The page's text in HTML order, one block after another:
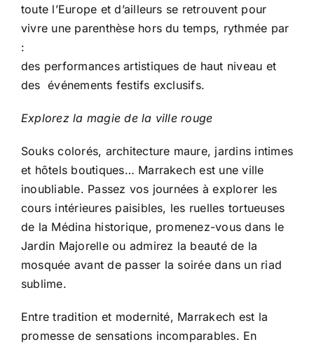
toute l’Europe et d’ailleurs se retrouvent pour
vivre une parenthèse hors du temps, rythmée par
:
des performances artistiques de haut niveau et
des événements festifs exclusifs.
Explorez la magie de la ville rouge
Souks colorés, architecture maure, jardins intimes
et hôtels boutiques… Marrakech est une ville
inoubliable. Passez vos journées à explorer les
cours intérieures paisibles, les ruelles tortueuses
de la Médina historique, promenez-vous dans le
Jardin Majorelle ou admirez la beauté de la
mosquée avant de passer la soirée dans un riad
sublime.
Entre tradition et modernité, Marrakech est la
promesse de sensations incomparables. En